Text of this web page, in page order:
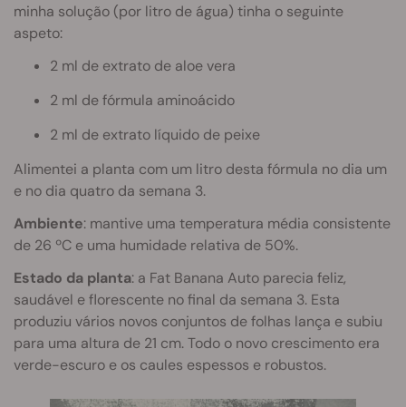
minha solução (por litro de água) tinha o seguinte
aspeto:
2 ml de extrato de aloe vera
2 ml de fórmula aminoácido
2 ml de extrato líquido de peixe
Alimentei a planta com um litro desta fórmula no dia um
e no dia quatro da semana 3.
Ambiente: mantive uma temperatura média consistente
de 26 ºC e uma humidade relativa de 50%.
Estado da planta: a Fat Banana Auto parecia feliz,
saudável e florescente no final da semana 3. Esta
produziu vários novos conjuntos de folhas lança e subiu
para uma altura de 21 cm. Todo o novo crescimento era
verde-escuro e os caules espessos e robustos.